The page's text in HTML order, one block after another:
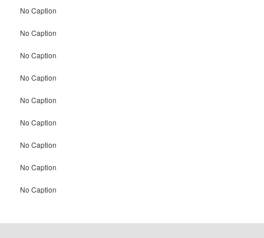
No Caption
No Caption
No Caption
No Caption
No Caption
No Caption
No Caption
No Caption
No Caption